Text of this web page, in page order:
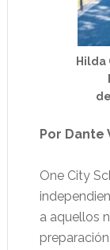
Hilda
Por Dante
One City
a aquellos